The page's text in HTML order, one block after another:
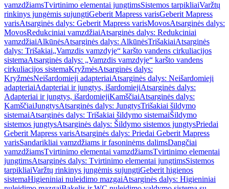
vamzdžiamsTvirtinimo elementai jungtimsSistemos tarpikliaiVaržtų
rinkinys jungėmis sujungtiGeberit Mapress varisGeberit Mapress
varisAtsarginės dalys: Geberit Mapress varisMovosAtsarginės dalys:
MovosRedukciniai vamzdžiaiAtsarginės dalys: Redukciniai
vamzdžiaiAlkūnėsAtsarginės dalys: AlkūnėsTrišakiaiAtsarginės
dalys: Trišakiai„Vamzdis vamzdyje“ karšto vandens cirkuliacijos
sistemaAtsarginės dalys: „Vamzdis vamzdyje“ karšto vandens
cirkuliacijos sistemaKryžmėsAtsarginės dalys:
KryžmėsNeišardomieji adapteriaiAtsarginės dalys: Neišardomieji
adapteriaiAdapteriai ir jungtys, išardomiejiAtsarginės dalys:
Adapteriai ir jungtys, išardomiejiKamščiaiAtsarginės dalys:
KamščiaiJungtysAtsarginės dalys: JungtysTrišakiai šildymo
sistemaiAtsarginės dalys: Trišakiai šildymo sistemaiŠildymo
sistemos jungtysAtsarginės dalys: Šildymo sistemos jungtysPriedai
Geberit Mapress varisAtsarginės dalys: Priedai Geberit Mapress
varisSandarikliai vamzdžiams ir fasoninėms dalimsDangčiai
vamzdžiamsTvirtinimo elementai vamzdžiamsTvirtinimo elementai
jungtimsAtsarginės dalys: Tvirtinimo elementai jungtimsSistemos
tarpikliaiVaržtų rinkinys jungėmis sujungtiGeberit higienos
sistemaHigieniniai nuleidimo mazgaiAtsarginės dalys: Higieniniai